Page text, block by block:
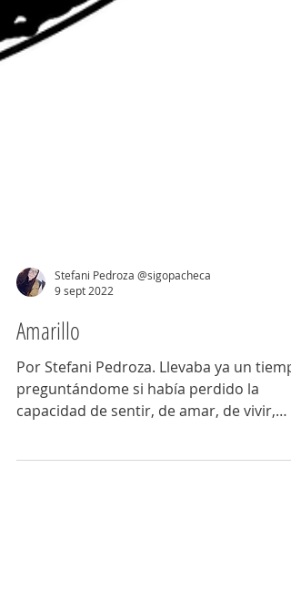
Stefani Pedroza @sigopacheca
9 sept 2022
Amarillo
Por Stefani Pedroza. Llevaba ya un
capacidad de sentir, de amar, de vivir,